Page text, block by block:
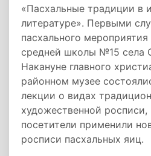
«Пасхальные традиции в
литературе». Первыми
пасхального
средней школы №15 села
Накануне главного
районном музее
лекции о видах
художественной росписи,
посетители применили
росписи пасхальных яиц.